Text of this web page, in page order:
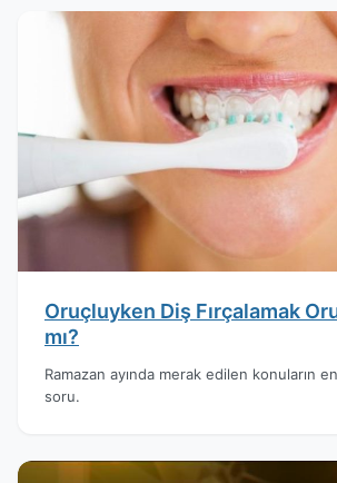
Oruçluyken Diş Fırçalamak
mı?
Ramazan ayında merak edilen konuların
soru.